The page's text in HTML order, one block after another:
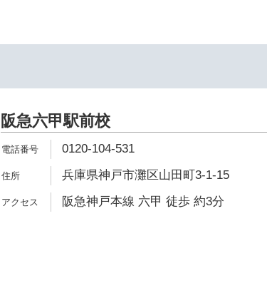
阪急六甲駅前校
0120-104-531
兵庫県神戸市灘区山田町3-1-15
阪急神戸本線 六甲 徒歩 約3分